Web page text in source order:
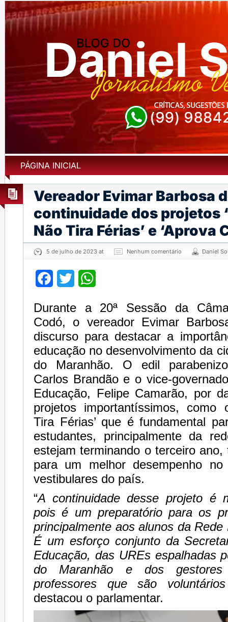
PÁGINA INICIAL
Vereador Evimar Barbosa
continuidade dos projetos
Não Tira Férias’ e ‘Aprova
5 de julho de 2023 at Nenhum comentário Daniel
Facebook
Twitter
Durante a 20ª Sessão da
Codó, o vereador Evimar
discurso para destacar a
educação no desenvolvimento da
do Maranhão. O edil
Carlos Brandão e o vice-
Educação, Felipe Camarão, por
projetos importantíssimos, como
Tira Férias’ que é fundamental
estudantes, principalmente da
estejam terminando o terceiro
para um melhor desempenho
vestibulares do país.
“A continuidade desse projeto é
pois é um preparatório para os
principalmente aos alunos da Rede
É um esforço conjunto da
Educação, das UREs espalhadas
do Maranhão e dos
professores que são
destacou o parlamentar.